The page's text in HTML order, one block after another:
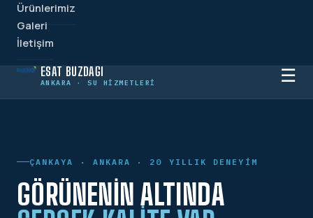
ESAT BUZDAĞI
ANKARA · SU HIZMETLERI
Ürünlerimiz
Galeri
İletişim
☰
ÇANKAYA · ANKARA · 20 YILLIK DENEYIM
GÖRÜNENIN ALTINDA